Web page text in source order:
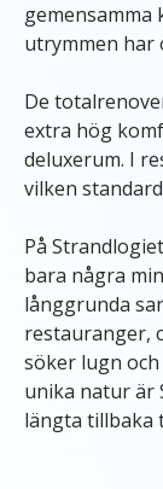
gemensamma
utrymmen har
De
extra hög
deluxerum. I
vilken
På
bara några
långgrunda
restauranger,
söker lugn
unika natur är
längta tillbaka